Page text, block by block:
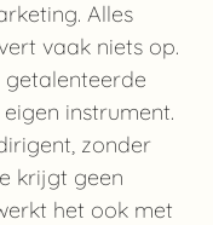
Alles
vaak niets op.
getalenteerde
instrument.
zonder
krijgt geen
het ook met